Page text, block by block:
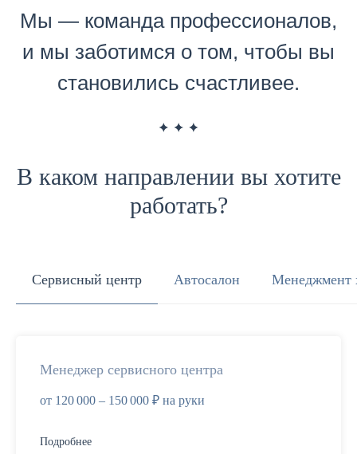
Мы — команда профессионалов,
и мы заботимся о том, чтобы вы
становились счастливее.
В каком направлении вы хотите
работать?
Сервисный центр Автосалон Менеджмент
Менеджер сервисного центра
от 120 000 – 150 000 ₽ на руки
Подробнее